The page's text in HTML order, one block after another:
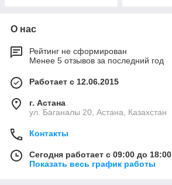
О нас
Рейтинг не сформирован
Менее 5 отзывов за последний год
Работает с 12.06.2015
г. Астана
ул. Баганалы 20, Астана, Казахстан
Контакты
Сегодня работает с 09:00 до 18:00
Показать весь график работы